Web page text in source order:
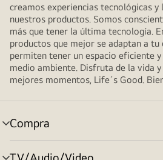
creamos experiencias tecnológicas
nuestros productos. Somos
más que tener la última tecnología.
productos que mejor se adaptan a
permiten tener un espacio eficiente
medio ambiente. Disfruta de la vida
mejores momentos, Life´s Good.
Compra
selector
de
menú